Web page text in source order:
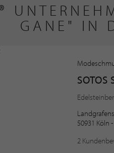
GANE" IN
SOTOS
50931 Köln
2